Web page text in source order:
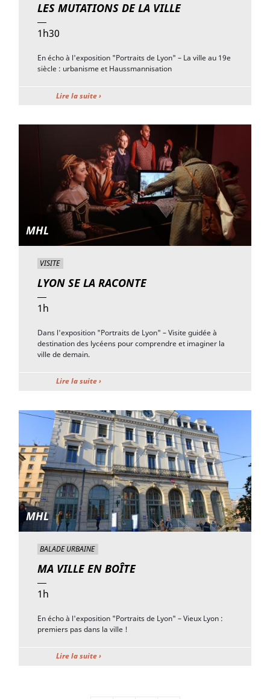
LES MUTATIONS DE LA VILLE
1h30
En écho à l'exposition "Portraits de Lyon" – La ville au 19e
siècle : urbanisme et Haussmannisation
Lire la suite ›
MHL
VISITE
LYON SE LA RACONTE
1h
Dans l'exposition "Portraits de Lyon" – Visite guidée à
destination des lycéens pour comprendre et imaginer la
ville de demain.
Lire la suite ›
MHL
BALADE URBAINE
MA VILLE EN BOÎTE
1h
En écho à l'exposition "Portraits de Lyon" – Vieux Lyon :
premiers pas dans la ville !
Lire la suite ›